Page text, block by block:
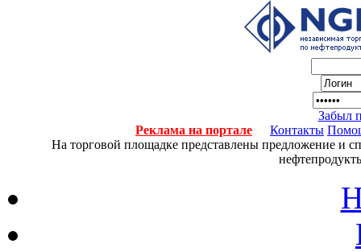
Забыл
Реклама на портале
Контакты
На торговой площадке представлены предложение и